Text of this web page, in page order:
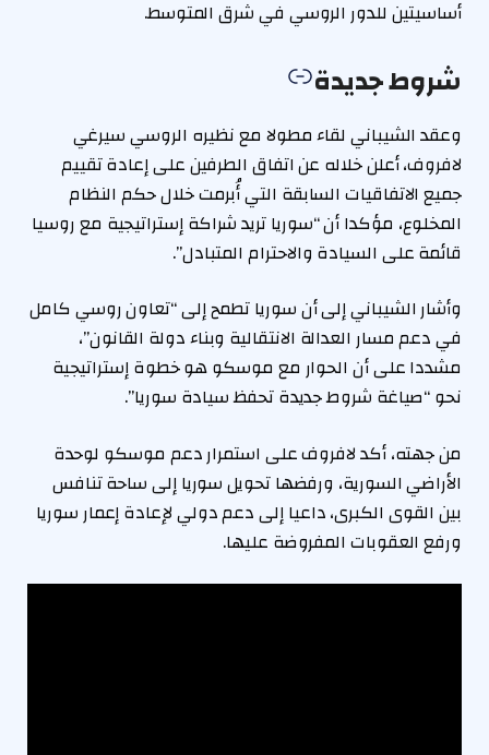
أساسيتين للدور الروسي في شرق المتوسط.
شروط جديدة
وعقد الشيباني لقاء مطولا مع نظيره الروسي سيرغي
لافروف، أعلن خلاله عن اتفاق الطرفين على إعادة تقييم
جميع الاتفاقيات السابقة التي أُبرمت خلال حكم النظام
المخلوع، مؤكدا أن “سوريا تريد شراكة إستراتيجية مع روسيا
قائمة على السيادة والاحترام المتبادل”.
وأشار الشيباني إلى أن سوريا تطمح إلى “تعاون روسي كامل
في دعم مسار العدالة الانتقالية وبناء دولة القانون”،
مشددا على أن الحوار مع موسكو هو خطوة إستراتيجية
نحو “صياغة شروط جديدة تحفظ سيادة سوريا”.
من جهته، أكد لافروف على استمرار دعم موسكو لوحدة
الأراضي السورية، ورفضها تحويل سوريا إلى ساحة تنافس
بين القوى الكبرى، داعيا إلى دعم دولي لإعادة إعمار سوريا
ورفع العقوبات المفروضة عليها.